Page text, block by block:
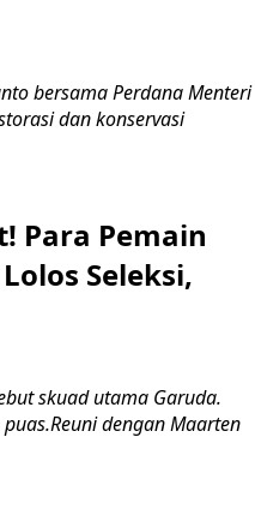
bersama Perdana Menteri
dan konservasi
Para Pemain
Seleksi,
skuad utama Garuda.
dengan Maarten